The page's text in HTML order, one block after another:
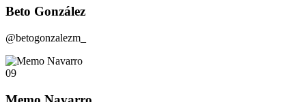
Beto González
@betogonzalezm_
09